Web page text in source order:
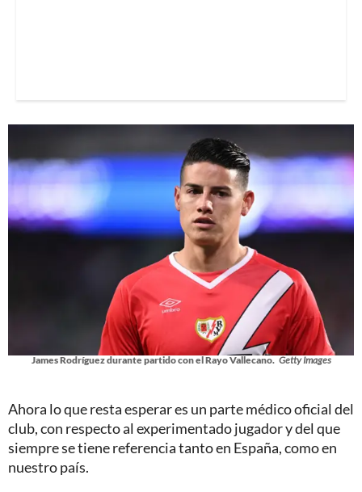
James Rodríguez durante partido con el Rayo Vallecano. Getty Images
Ahora lo que resta esperar es un parte médico oficial del
club, con respecto al experimentado jugador y del que
siempre se tiene referencia tanto en España, como en
nuestro país.